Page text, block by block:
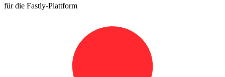
für die Fastly-Plattform